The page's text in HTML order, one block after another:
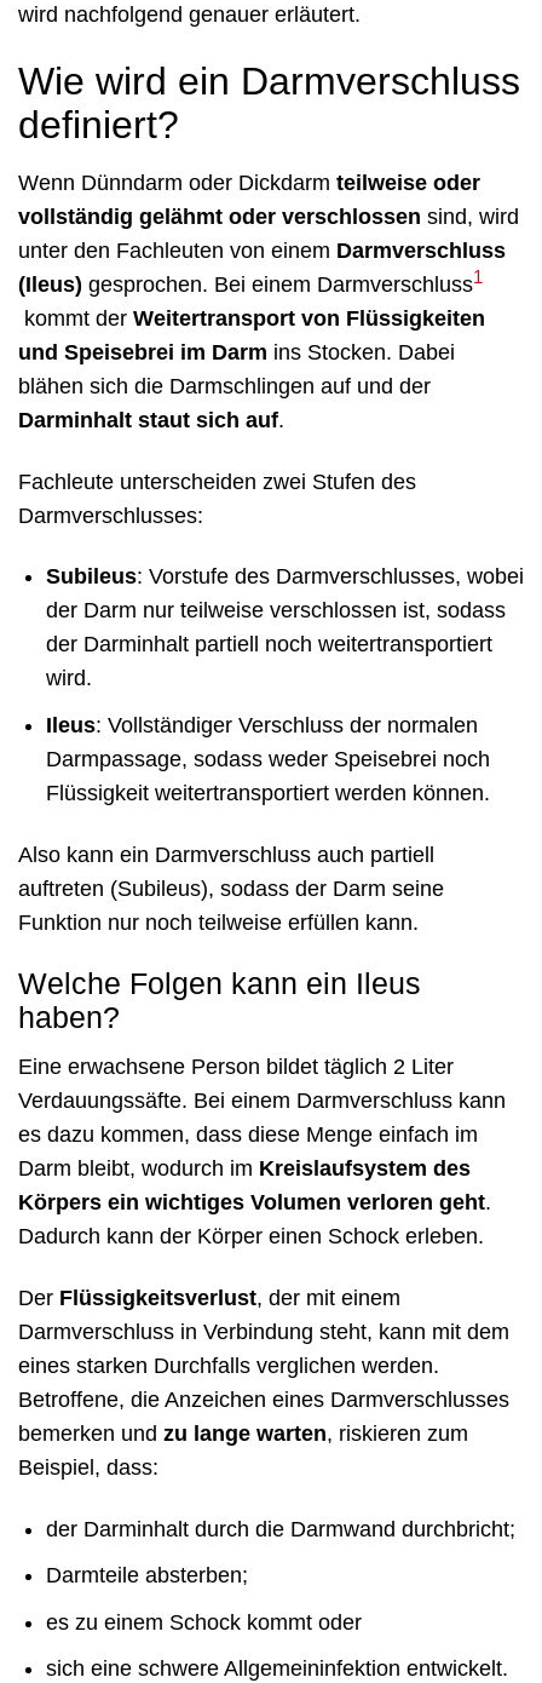
wird nachfolgend genauer erläutert.
Wie wird ein Darmverschluss
definiert?
Wenn Dünndarm oder Dickdarm teilweise oder
vollständig gelähmt oder verschlossen sind, wird
unter den Fachleuten von einem Darmverschluss
(Ileus) gesprochen. Bei einem Darmverschluss1
kommt der Weitertransport von Flüssigkeiten
und Speisebrei im Darm ins Stocken. Dabei
blähen sich die Darmschlingen auf und der
Darminhalt staut sich auf.
Fachleute unterscheiden zwei Stufen des
Darmverschlusses:
Subileus: Vorstufe des Darmverschlusses, wobei
der Darm nur teilweise verschlossen ist, sodass
der Darminhalt partiell noch weitertransportiert
wird.
Ileus: Vollständiger Verschluss der normalen
Darmpassage, sodass weder Speisebrei noch
Flüssigkeit weitertransportiert werden können.
Also kann ein Darmverschluss auch partiell
auftreten (Subileus), sodass der Darm seine
Funktion nur noch teilweise erfüllen kann.
Welche Folgen kann ein Ileus
haben?
Eine erwachsene Person bildet täglich 2 Liter
Verdauungssäfte. Bei einem Darmverschluss kann
es dazu kommen, dass diese Menge einfach im
Darm bleibt, wodurch im Kreislaufsystem des
Körpers ein wichtiges Volumen verloren geht.
Dadurch kann der Körper einen Schock erleben.
Der Flüssigkeitsverlust, der mit einem
Darmverschluss in Verbindung steht, kann mit dem
eines starken Durchfalls verglichen werden.
Betroffene, die Anzeichen eines Darmverschlusses
bemerken und zu lange warten, riskieren zum
Beispiel, dass:
der Darminhalt durch die Darmwand durchbricht;
Darmteile absterben;
es zu einem Schock kommt oder
sich eine schwere Allgemeininfektion entwickelt.